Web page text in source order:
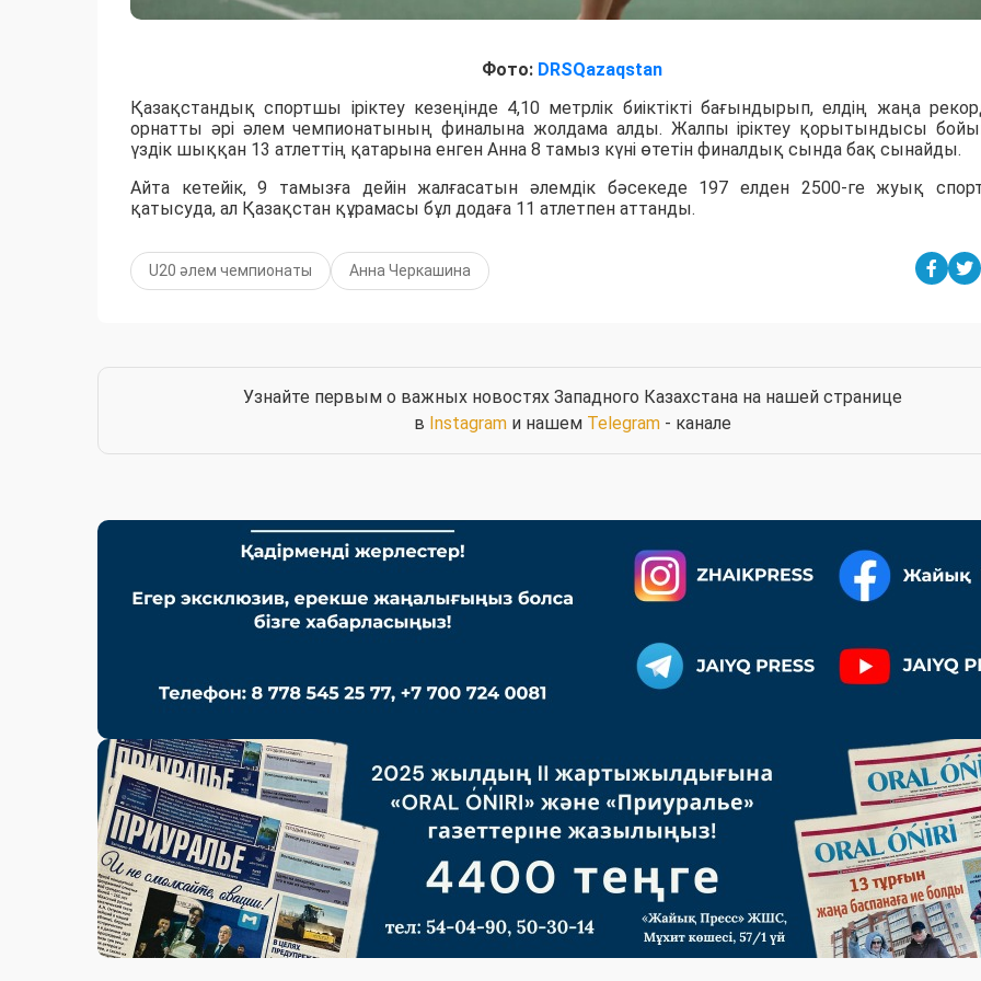
Фото: DRSQazaqstan
Қазақстандық спортшы іріктеу кезеңінде 4,10 метрлік биіктікті бағындырып, елдің жаңа
орнатты әрі әлем чемпионатының финалына жолдама алды. Жалпы іріктеу қорытындысы
үздік шыққан 13 атлеттің қатарына енген Анна 8 тамыз күні өтетін финалдық сында бақ сынайды.
Айта кетейік, 9 тамызға дейін жалғасатын әлемдік бәсекеде 197 елден 2500-ге жуық
қатысуда, ал Қазақстан құрамасы бұл додаға 11 атлетпен аттанды.
U20 әлем чемпионаты Анна Черкашина
Узнайте первым о важных новостях Западного Казахстана на нашей странице
в Instagramи нашем Telegram- канале